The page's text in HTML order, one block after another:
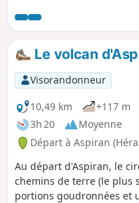
sur les crêtes demande
mais sans passage
parcours est sans
Le volcan
Visorandonneur
10,49 km
+117 m
3h 20
Moyenne
Départ à Aspiran
Au départ d'Aspiran, le
chemins de terre (le plus
portions goudronnées et